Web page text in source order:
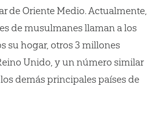
de Oriente Medio. Actualmente,
de musulmanes llaman a los
su hogar, otros 3 millones
Unido, y un número similar
demás principales países de